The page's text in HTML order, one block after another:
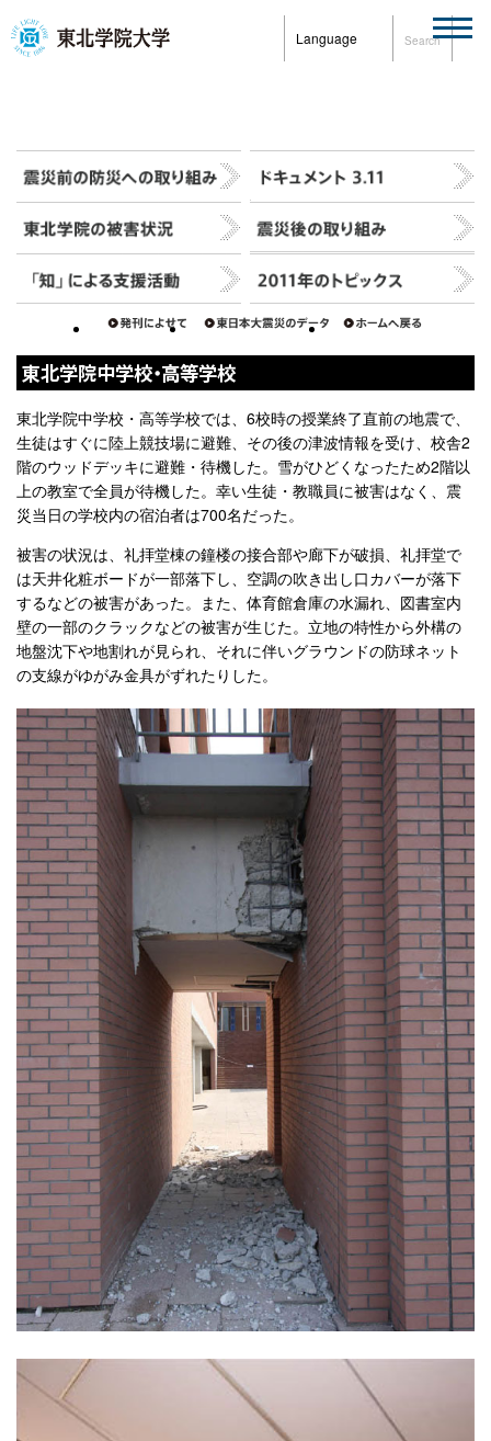
Language Search
東北学院中学校・高等学校
東北学院中学校・高等学校では、6校時の授業終了直前の地震で、
生徒はすぐに陸上競技場に避難、その後の津波情報を受け、校舎2
階のウッドデッキに避難・待機した。雪がひどくなったため2階以
上の教室で全員が待機した。幸い生徒・教職員に被害はなく、震
災当日の学校内の宿泊者は700名だった。
被害の状況は、礼拝堂棟の鐘楼の接合部や廊下が破損、礼拝堂で
は天井化粧ボードが一部落下し、空調の吹き出し口カバーが落下
するなどの被害があった。また、体育館倉庫の水漏れ、図書室内
壁の一部のクラックなどの被害が生じた。立地の特性から外構の
地盤沈下や地割れが見られ、それに伴いグラウンドの防球ネット
の支線がゆがみ金具がずれたりした。